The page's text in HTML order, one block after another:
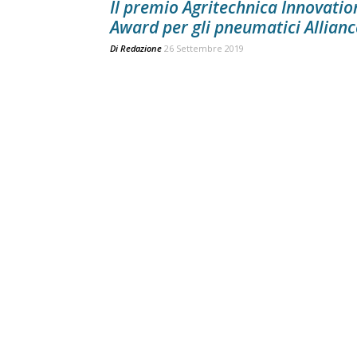
Il premio Agritechnica
Award per gli pneumatici
Di Redazione 26 Settembre 2019